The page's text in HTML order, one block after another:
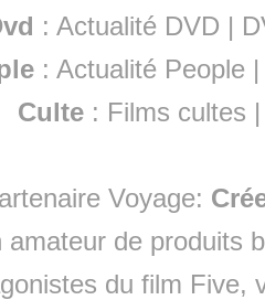
: Actualité DVD |
:Actualité People
Culte : Films cultes
Voyage:
amateur de produits
du film Five,